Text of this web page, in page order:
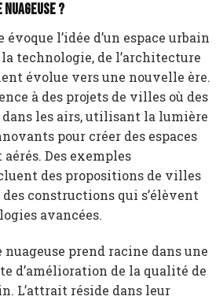
nuageuse ?
l’idée d’un espace urbain
technologie, de l’architecture
évolue vers une nouvelle ère.
à des projets de villes où des
les airs, utilisant la lumière
pour créer des espaces
Des exemples
des propositions de villes
des constructions qui s’élèvent
avancées.
prend racine dans une
d’amélioration de la qualité de
L’attrait réside dans leur